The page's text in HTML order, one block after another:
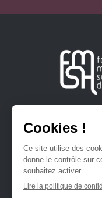
Créée en
soutient la
sciences